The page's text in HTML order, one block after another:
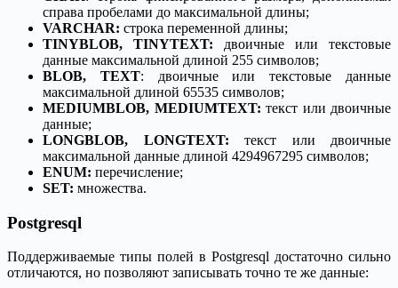
справа пробелами до максимальной длины;
VARCHAR: строка переменной длины;
TINYBLOB, TINYTEXT: двоичные или текстовые
данные максимальной длиной 255 символов;
BLOB, TEXT: двоичные или текстовые данные
максимальной длиной 65535 символов;
MEDIUMBLOB, MEDIUMTEXT: текст или двоичные
данные;
LONGBLOB, LONGTEXT: текст или двоичные
максимальной данные длиной 4294967295 символов;
ENUM: перечисление;
SET: множества.
Postgresql
Поддерживаемые типы полей в Postgresql достаточно сильно
отличаются, но позволяют записывать точно те же данные: